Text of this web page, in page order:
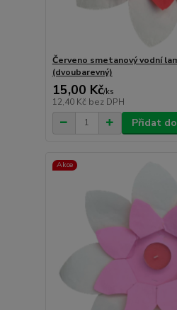
Červeno smetanový vodní
(dvoubarevný)
15,00 Kč/ks
12,40 Kč bez DPH
Přidat
Akce